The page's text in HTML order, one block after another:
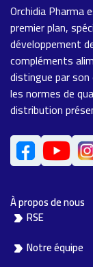
Orchidia Pharma
premier plan,
développement
compléments
distingue par
les normes de
distribution
À propos de nous
RSE
Notre équipe